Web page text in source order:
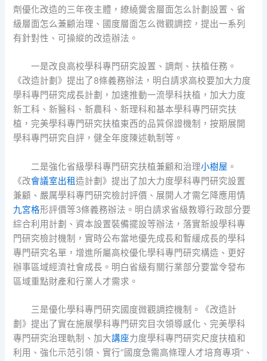
劑優化改造的三年夜主體，繚繞黌舍層面怎么計劃設置、省
級層面怎么兼顧治理、國度層面怎么微觀調控，提出一系列
有針對性、可操縱的改造辦法。
一是改良高校學科專門研究設置、調劑、扶植任務。
《改造計劃》提出了8條義務辦法，明白請求高校要加大力度
學科專門研究成長計劃，加速推動一流學科扶植，加大力度
新工科、新醫科、新農科、新理科和基本學科專門研究扶
植，完美學科專門研究扶植東西的品質保證機制，按期展開
學科專門研究自評，健全年度陳述軌制等。
二是強化省級學科專門研究扶植兼顧和治理小樹屋 。
《改會議室出租造計劃》提出了加大力度學科專門研究設置
兼顧、嚴厲學科專門研究檢討評價、展開人才需乞降應用情
九宮格形評價等3條義務辦法。明白請求省級教導行政部分要
綜合利用計劃、資本設置裝備擺設等辦法，落實新設學科專
門研究檢討機制，實時公布當地優先成長和暫緩成長的學科
專門研究名單，增進所屬高校優化學科專門研究構造、更好
辦事區域經濟社會成長。明白省級有關行業部分要當令發布
區域重點財產和行業人才需求。
三是優化學科專門研究國度微觀調控機制。《改造計
劃》提出了實在施展學科專門研究目次領導感化、完美學科
專門研究治理軌制、加大講座力度學科專門研究尺度扶植和
利用、強化示范引領、實行“國度急需高條理人才培育專項”、